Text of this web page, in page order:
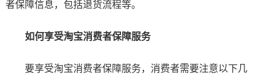
者保障信息，包括退货流程等。
如何享受淘宝消费者保障服务
要享受淘宝消费者保障服务，消费者需要注意以下几